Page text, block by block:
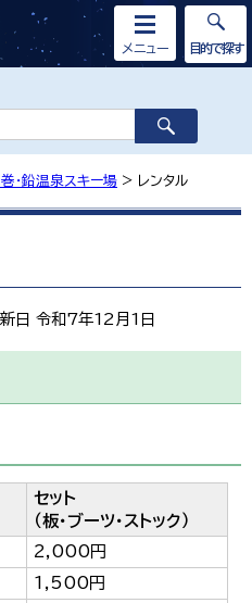
メニュー 目的で探す
・鉛温泉スキー場 > レンタル
日 令和7年12月1日
セット
（板・ブーツ・ストック）
2,000円
1,500円